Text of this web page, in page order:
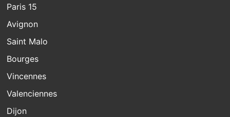
Paris 15
Avignon
Saint Malo
Bourges
Vincennes
Valenciennes
Dijon